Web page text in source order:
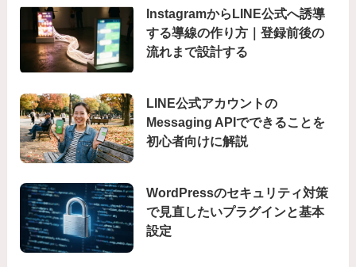
InstagramからLINE公式へ誘導
する導線の作り方｜登録前後の
流れまで設計する
LINE公式アカウントの
Messaging APIでできることを
初心者向けに解説
WordPressのセキュリティ対策
で見直したいプラグインと基本
設定